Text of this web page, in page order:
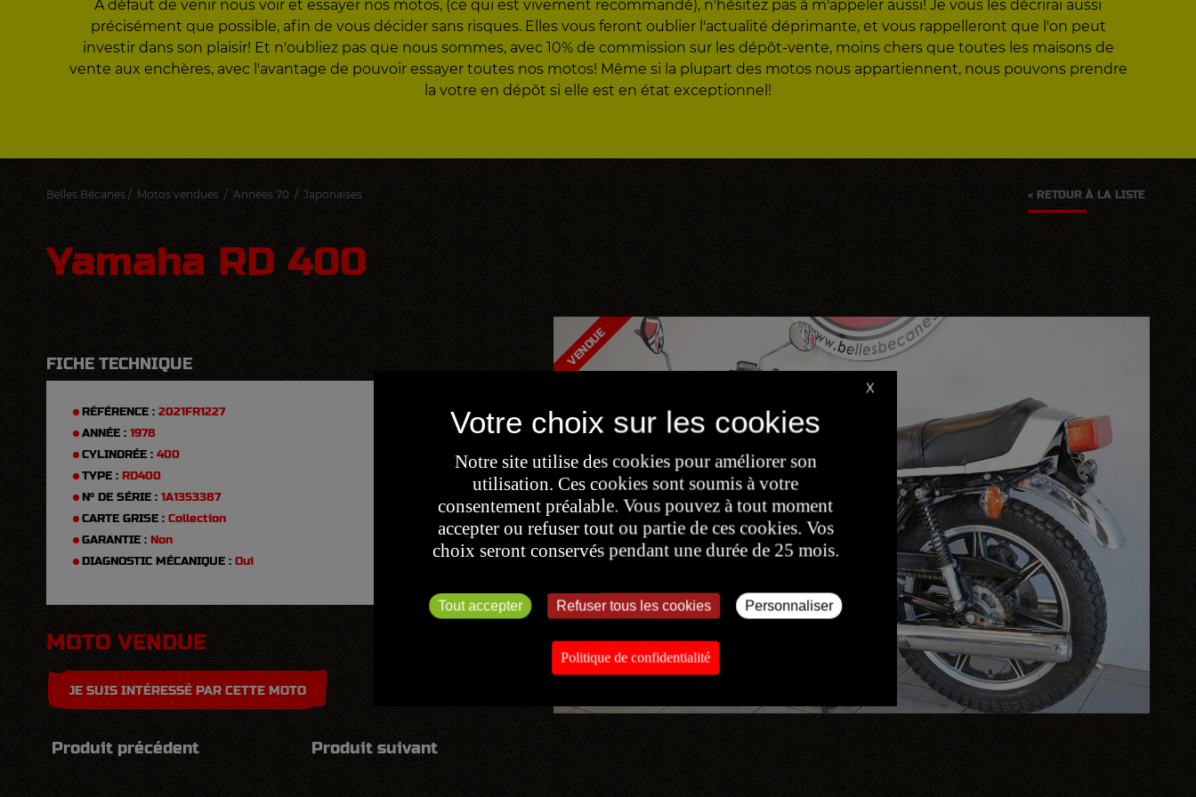
A défaut de venir nous voir et essayer nos motos, (ce qui est vivement recommandé), n'hésitez pas à m'appeler aussi! Je vous les décrirai aussi
précisément que possible, afin de vous décider sans risques. Elles vous feront oublier l'actualité déprimante, et vous rappelleront que l'on peut
investir dans son plaisir! Et n'oubliez pas que nous sommes, avec 10% de commission sur les dépôt-vente, moins chers que toutes les maisons de
vente aux enchères, avec l'avantage de pouvoir essayer toutes nos motos! Même si la plupart des motos nous appartiennent, nous pouvons prendre
la votre en dépôt si elle est en état exceptionnel!
Belles Bécanes / Motos vendues / Années 70 / Japonaises < RETOUR À LA LISTE
Yamaha RD 400
FICHE TECHNIQUE
RÉFÉRENCE : 2021FR1227
ANNÉE : 1978
CYLINDRÉE : 400
TYPE : RD400
N° DE SÉRIE : 1A1353387
CARTE GRISE : Collection
GARANTIE : Non
DIAGNOSTIC MÉCANIQUE : Oui
MOTO VENDUE
JE SUIS INTÉRESSÉ PAR CETTE MOTO
Produit précédent Produit suivant
VENDUE
X
Notre site utilise des cookies pour améliorer son
utilisation. Ces cookies sont soumis à votre
consentement préalable. Vous pouvez à tout moment
accepter ou refuser tout ou partie de ces cookies. Vos
choix seront conservés pendant une durée de 25 mois.
Tout accepter Refuser tous les cookies Personnaliser
Politique de confidentialité